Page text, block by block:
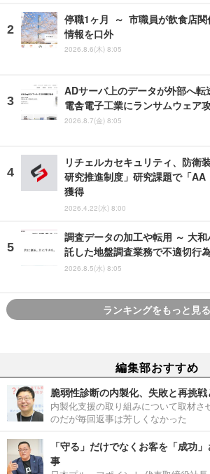
停職1ヶ月 ～ 市職員が飲食店関
情報を口外
2026.8.6(木) 8:05
ADサーバ上のデータが外部へ
電舎電子工業にランサムウェア
2026.8.7(金) 8:05
リチェルカセキュリティ、防衛
研究推進制度」研究課題で「AA
獲得
2026.4.22(水) 8:00
調査データの加工や転用 ～ 大
託した地盤調査業務で不適切行
2026.8.5(水) 8:05
ランキングをもっと見る
編集部おすすめ
脆弱性診断の内製化、失敗と再挑
内製化支援の取り組みについて取材さ
のだが毎回返事は芳しくなかった
「守る」だけでなくお客を「成功
事